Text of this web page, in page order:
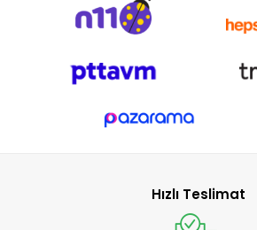
Hızlı Teslimat